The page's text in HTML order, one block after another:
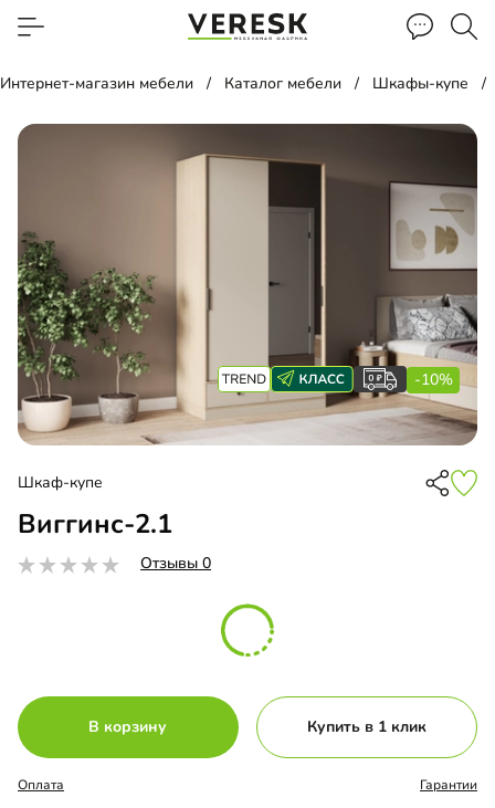
Интернет-магазин мебели Каталог мебели Шкафы-купе
-10%
Шкаф-купе
Виггинс-2.1
Отзывы 0
В корзину Купить в 1 клик
Оплата Гарантии